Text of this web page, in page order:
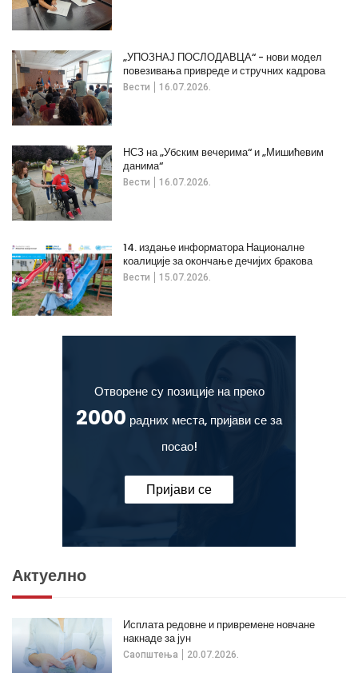
Вести 16.07.2026.
„УПОЗНАЈ ПОСЛОДАВЦА“ - нови модел
повезивања привреде и стручних кадрова
Вести 16.07.2026.
НСЗ на „Убским вечерима“ и „Мишићевим
данима“
Вести 15.07.2026.
14. издање информатора Националне
коалиције за окончање дечијих бракова
Отворене су позиције на преко
2000 радних места, пријави се за
посао!
Пријави се
Актуелно
Саопштења 20.07.2026.
Исплата редовне и привремене новчане
накнаде за јун